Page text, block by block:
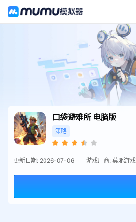
口袋避难所 电脑版
策略
更新日期: 2026-07-06 游戏厂商: 莫邪游戏